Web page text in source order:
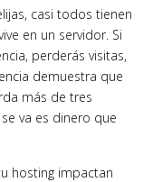
casi todos tienen
en un servidor. Si
perderás visitas,
demuestra que
más de tres
va es dinero que
hosting impactan